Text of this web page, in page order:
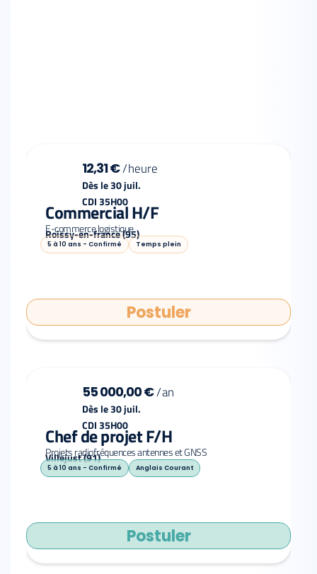
12,31 €/heure
Dès le 30 juil.
CDI 35H00
Commercial H/F
E-commerce logistique
Roissy-en-france (95)
5 à 10 ans - Confirmé Temps plein
Postuler
55 000,00 €/an
Dès le 30 juil.
CDI 35H00
Chef de projet F/H
Projets radiofréquences antennes et GNSS
Villejust (91)
5 à 10 ans - Confirmé Anglais Courant
Postuler